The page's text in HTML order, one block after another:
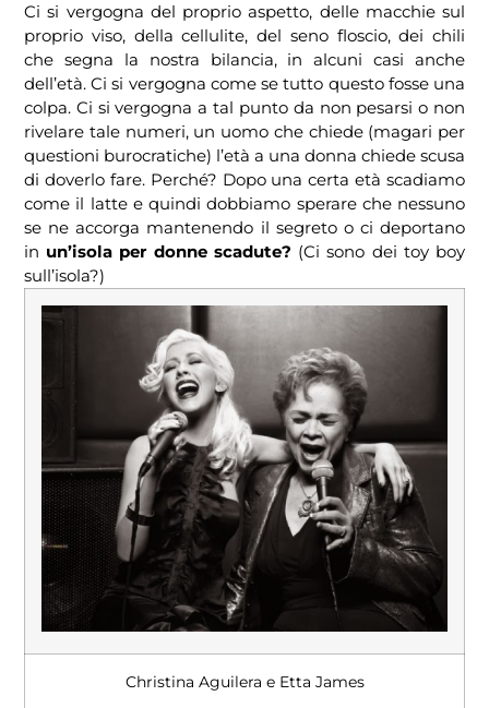
Ci si vergogna del proprio aspetto, delle macchie sul
proprio viso, della cellulite, del seno floscio, dei chili
che segna la nostra bilancia, in alcuni casi anche
dell’età. Ci si vergogna come se tutto questo fosse una
colpa. Ci si vergogna a tal punto da non pesarsi o non
rivelare tale numeri, un uomo che chiede (magari per
questioni burocratiche) l’età a una donna chiede scusa
di doverlo fare. Perché? Dopo una certa età scadiamo
come il latte e quindi dobbiamo sperare che nessuno
se ne accorga mantenendo il segreto o ci deportano
in un’isola per donne scadute? (Ci sono dei toy boy
sull’isola?)
Christina Aguilera e Etta James